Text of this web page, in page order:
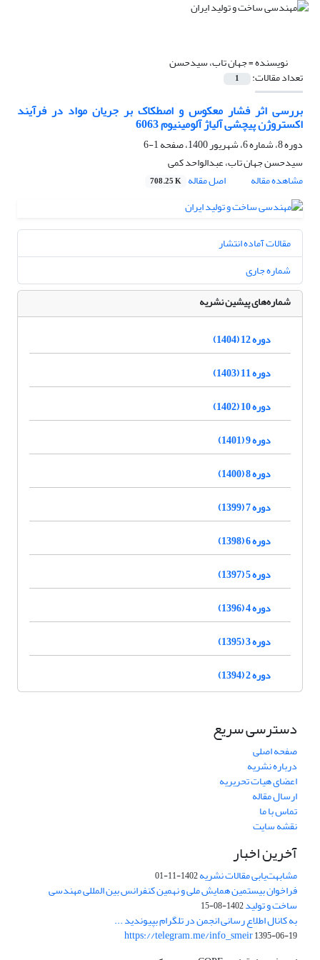
نویسنده =جهان تاب، سیدحسن
تعداد مقالات: 1
بررسی اثر فشار معکوس و اصطکاک بر جریان مواد در فرآیند
اکستروژن پیچشی آلیاژ آلومینیوم 6063
دوره 8، شماره 6، شهریور 1400، صفحه
1-6
سیدحسن جهان تاب، عبدالواحد کمی
مشاهده مقاله
اصل مقاله 708.25 K
مقالات آماده انتشار
شماره جاری
شماره‌های پیشین نشریه
دوره 12 (1404)
دوره 11 (1403)
دوره 10 (1402)
دوره 9 (1401)
دوره 8 (1400)
دوره 7 (1399)
دوره 6 (1398)
دوره 5 (1397)
دوره 4 (1396)
دوره 3 (1395)
دوره 2 (1394)
دسترسی سریع
صفحه اصلی
درباره نشریه
اعضای هیات تحریریه
ارسال مقاله
تماس با ما
نقشه سایت
آخرین اخبار
مشابهت‌یابی مقالات نشریه1402-11-01
فراخوان بیستمین همایش ملی و نهمین کنفرانس بین المللی مهندسی
ساخت و تولید1402-08-15
به کانال اطلاع رسانی انجمن در تلگرام بپیوندید ...
https://telegram.me/info_smeir1395-06-19